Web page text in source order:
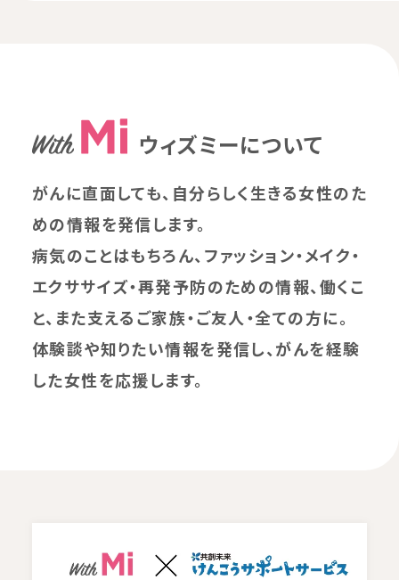
ウィズミーについて
がんに直面しても、自分らしく生きる女性のた
めの情報を発信します。
病気のことはもちろん、ファッション・メイク・
エクササイズ・再発予防のための情報、働くこ
と、また支えるご家族・ご友人・全ての方に。
体験談や知りたい情報を発信し、がんを経験
した女性を応援します。